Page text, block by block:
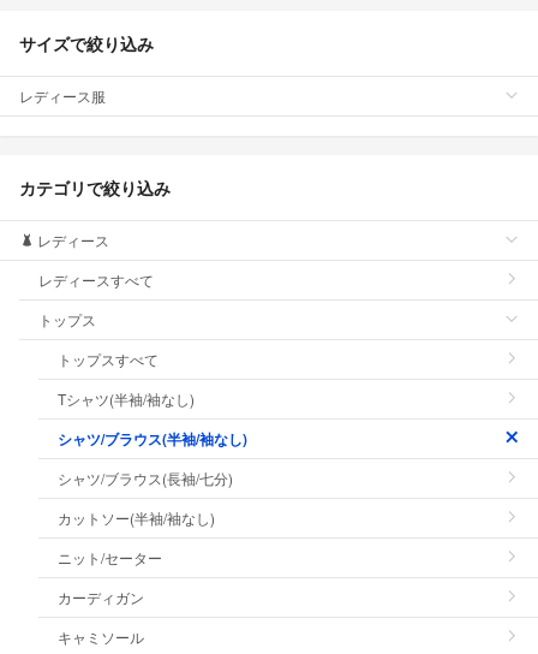
サイズで絞り込み
レディース服
カテゴリで絞り込み
レディース
レディースすべて
トップス
トップスすべて
Tシャツ(半袖/袖なし)
シャツ/ブラウス(半袖/袖なし)
シャツ/ブラウス(長袖/七分)
カットソー(半袖/袖なし)
ニット/セーター
カーディガン
キャミソール